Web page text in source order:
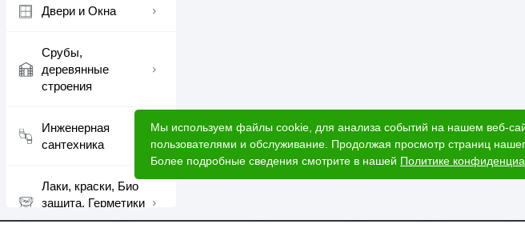
Двери и Окна
Срубы,
деревянные
строения
Инженерная
сантехника
Лаки, краски, Био
защита, Герметики
шовные
Мы используем файлы cookie, для анализа событий на нашем веб-
пользователями и обслуживание. Продолжая просмотр страниц
Более подробные сведения смотрите в нашей Политике